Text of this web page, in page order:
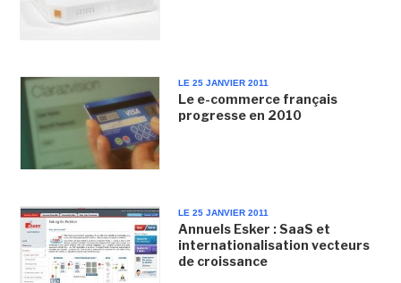
LE 25 JANVIER 2011
Le e-commerce français
progresse en 2010
LE 25 JANVIER 2011
Annuels Esker : SaaS et
internationalisation vecteurs
de croissance